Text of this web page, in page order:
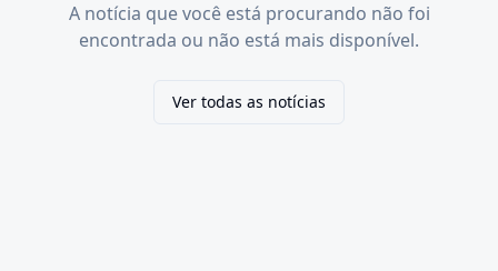
A notícia que você está procurando não foi
encontrada ou não está mais disponível.
Ver todas as notícias